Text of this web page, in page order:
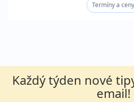
Termíny a ceny
Každý týden nové
email!